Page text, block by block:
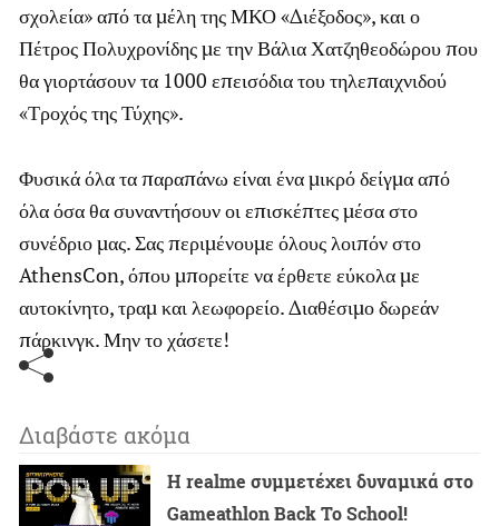
σχολεία» από τα μέλη της ΜΚΟ «Διέξοδος», και ο
Πέτρος Πολυχρονίδης με την Βάλια Χατζηθεοδώρου που
θα γιορτάσουν τα 1000 επεισόδια του τηλεπαιχνιδού
«Τροχός της Τύχης».
Φυσικά όλα τα παραπάνω είναι ένα μικρό δείγμα από
όλα όσα θα συναντήσουν οι επισκέπτες μέσα στο
συνέδριο μας. Σας περιμένουμε όλους λοιπόν στο
AthensCon, όπου μπορείτε να έρθετε εύκολα με
αυτοκίνητο, τραμ και λεωφορείο. Διαθέσιμο δωρεάν
πάρκινγκ. Μην το χάσετε!
Διαβάστε ακόμα
Η realme συμμετέχει δυναμικά στο
Gameathlon Back To School!